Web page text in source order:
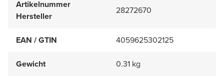
Artikelnummer
Hersteller
28272670
EAN / GTIN 4059625302125
Gewicht
0.31 kg